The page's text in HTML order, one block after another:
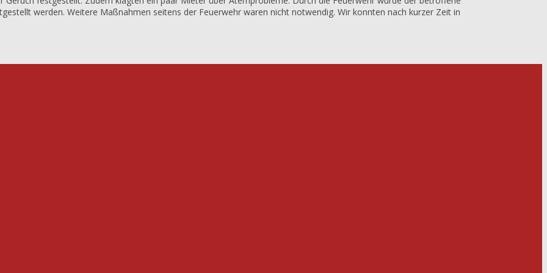
werden. Weitere Maßnahmen seitens der Feuerwehr waren nicht notwendig. Wir konnten nach kurzer Zeit in